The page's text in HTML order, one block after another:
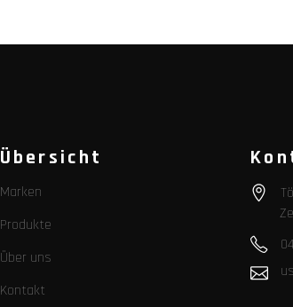
Übersicht
Marken
Produkte
Über uns
Kontakt